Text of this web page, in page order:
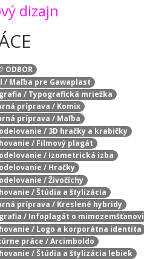
dizajn
Maľba pre Gawaplast
/ Typografická mriežka
príprava / Komix
príprava / Maľba
/ 3D hračky a krabičky
/ Filmový plagát
/ Izometrická izba
/ Hračky
/ Živočíchy
/ Štúdia a štylizácia
príprava / Kreslené hybridy
/ Infoplagát o mimozemšťanovi
/ Logo a korporátna identita
práce / Arcimboldo
/ Štúdia a štylizácia lebiek